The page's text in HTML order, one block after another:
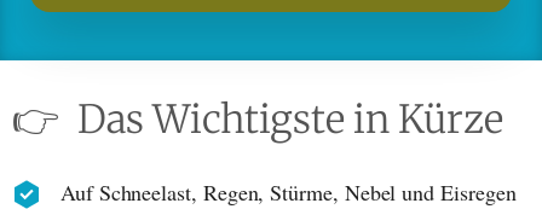
👉 Das Wichtigste in Kürze
Auf Schneelast, Regen, Stürme, Nebel und Eisregen